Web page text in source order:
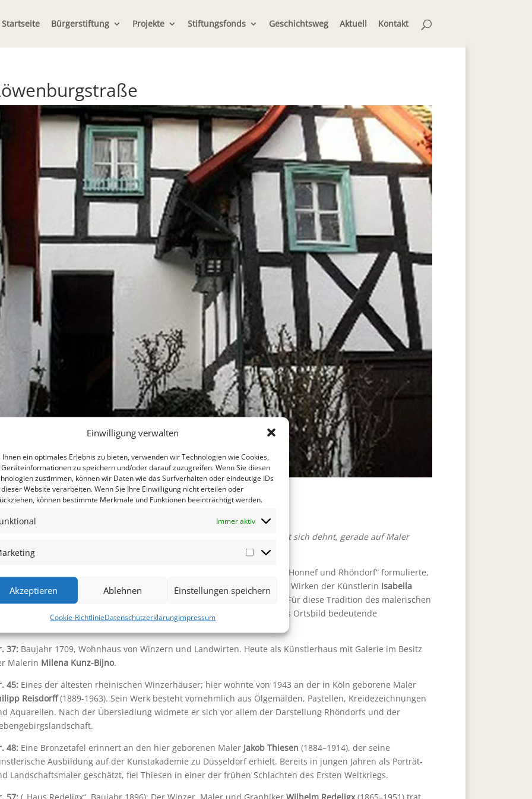
Einwilligung verwalten
Ihnen ein optimales Erlebnis zu bieten, verwenden wir Technologien wie Cookies,
Geräteinformationen zu speichern und/oder darauf zuzugreifen. Wenn Sie diesen
zustimmen, können wir Daten wie das Surfverhalten oder eindeutige IDs
Website verarbeiten. Wenn Sie Ihre Einwilligung nicht erteilen oder
können bestimmte Merkmale und Funktionen beeinträchtigt werden.
Immer aktiv
Marketing
Akzeptieren Ablehnen Einstellungen speichern
Cookie-RichtlinieDatenschutzerklärungImpressum
Startseite Bürgerstiftung Projekte Stiftungsfonds Geschichtsweg Aktuell Kontakt
Peter Mensing
es verwunderlich, daß der herrliche Gottesgarten, in dem unsere Stadt sich dehnt, gerade auf Maler
starke Anziehungskraft nicht verfehlt?“
August Haag 1954 in seinem Werk „Bilder aus der Vergangenheit von Honnef und Rhöndorf“ formulierte,
bis heute an Bedeutung nicht verloren. Ganz gegenwärtig ist noch das Wirken der Künstlerin Isabella
(1943–2009) und des Künstlers Ernst ­ Günter Hansing (1929–2011). Für diese Tradition des malerischen
stehen hier besonders markante, für die Dorfgeschichte und das Ortsbild bedeutende
37: Baujahr 1709, Wohnhaus von Winzern und Landwirten. Heute als Künstlerhaus mit Galerie im Besitz
Malerin Milena Kunz-Bijno.
45: Eines der ältesten rheinischen Winzerhäuser; hier wohnte von 1943 an der in Köln geborene Maler
Reisdorff(1889-1963). Sein Werk besteht vornehmlich aus Ölgemälden, Pastellen, Kreidezeichnungen
Aquarellen. Nach der Übersiedlung widmete er sich vor allem der Darstellung Rhöndorfs und der
48: Eine Bronzetafel erinnert an den hier geborenen Maler Jakob Thiesen (1884–1914), der seine
Ausbildung auf der Kunstakademie zu Düsseldorf erhielt. Bereits in jungen Jahren als Porträt-
Landschaftsmaler geschätzt, fiel Thiesen in einer der frühen Schlachten des Ersten Weltkriegs.